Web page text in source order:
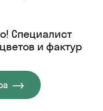
Специалист
и фактур